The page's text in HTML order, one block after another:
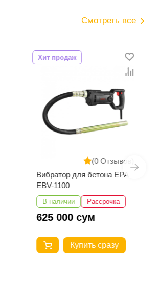
Смотреть все
(0 Отзывов)
Хит продаж
Вибратор для бетона EPA
EBV-1100
В наличии Рассрочка
625 000 сум
Купить сразу